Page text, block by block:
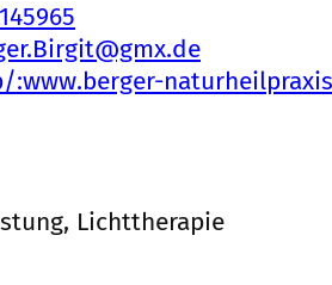
:www.berger-
Lichttherapie